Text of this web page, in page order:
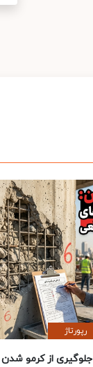
رپورتاژ
جلوگیری از کرمو شدن